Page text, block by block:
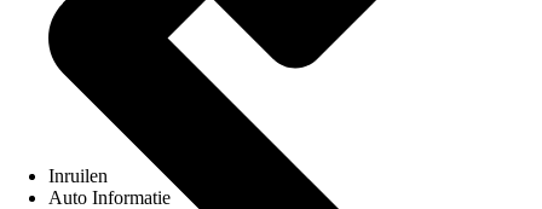
Inruilen
Auto Informatie